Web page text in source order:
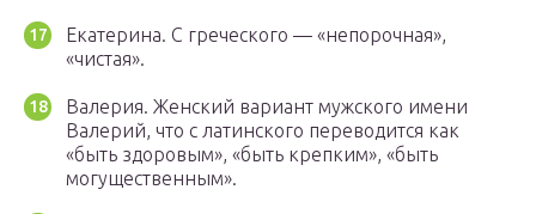
Екатерина. С греческого — «непорочная»,
«чистая».
Валерия. Женский вариант мужского имени
Валерий, что с латинского переводится как
«быть здоровым», «быть крепким», «быть
могущественным».